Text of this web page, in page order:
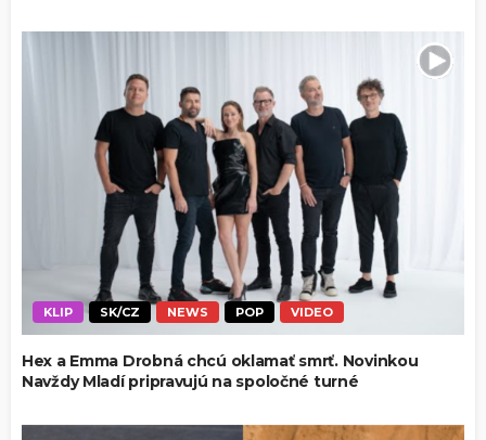
KLIP SK/CZ NEWS POP VIDEO
Hex a Emma Drobná chcú oklamať smrť. Novinkou
Navždy Mladí pripravujú na spoločné turné